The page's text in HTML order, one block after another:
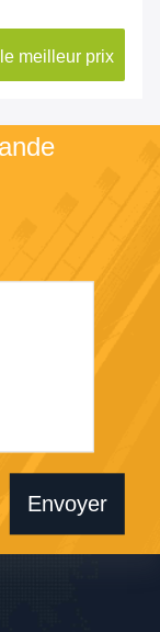
meilleur prix
Envoyer